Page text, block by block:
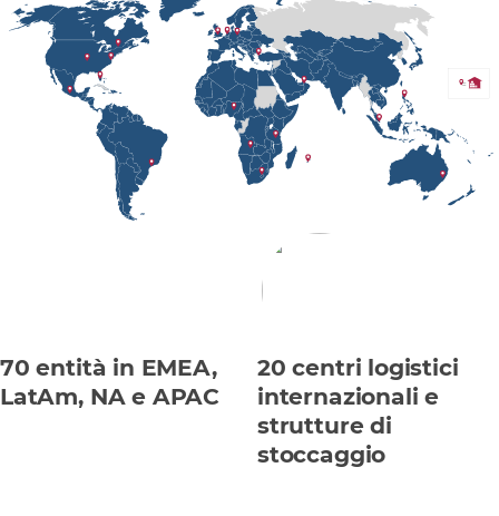
70 entità in EMEA,
LatAm, NA e APAC
20 centri logistici
internazionali e
strutture di
stoccaggio